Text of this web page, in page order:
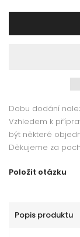
Dobu dodání
Vzhledem k
být některé
Děkujeme za
Položit otázku
Popis produktu